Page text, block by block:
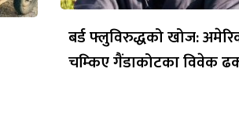
बर्ड फ्लुविरुद्धको खोज:
चम्किए गैंडाकोटका विवेक